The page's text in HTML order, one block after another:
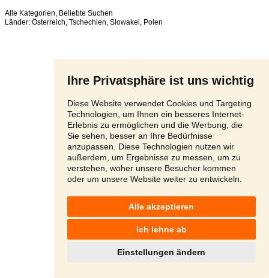
Ihre Privatsphäre ist uns wichtig
Diese Website verwendet Cookies und Targeting
Technologien, um Ihnen ein besseres Internet-
Erlebnis zu ermöglichen und die Werbung, die
Sie sehen, besser an Ihre Bedürfnisse
anzupassen. Diese Technologien nutzen wir
außerdem, um Ergebnisse zu messen, um zu
verstehen, woher unsere Besucher kommen
oder um unsere Website weiter zu entwickeln.
Alle akzeptieren
Ich lehne ab
Einstellungen ändern
Alle Kategorien, Beliebte Suchen
Länder: Österreich, Tschechien, Slowakei, Polen